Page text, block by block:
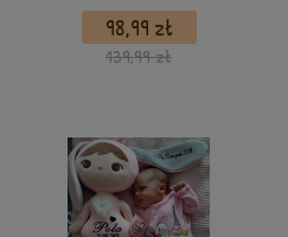
98,99 zł
139,99 zł